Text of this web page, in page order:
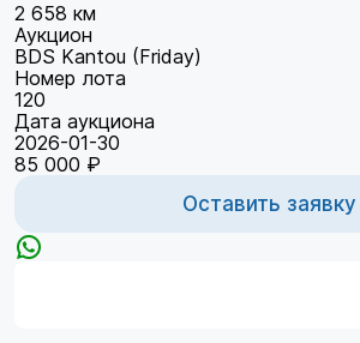
2 658 км
Аукцион
BDS Kantou (Friday)
Номер лота
120
Дата аукциона
2026-01-30
85 000 ₽
Оставить заявку